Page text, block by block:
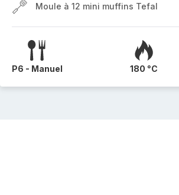
Moule à 12 mini muffins Tefal
P6 - Manuel 180 °C